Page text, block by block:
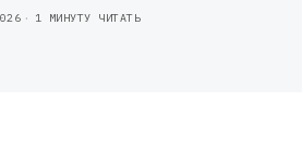
1 МИНУТУ ЧИТАТЬ